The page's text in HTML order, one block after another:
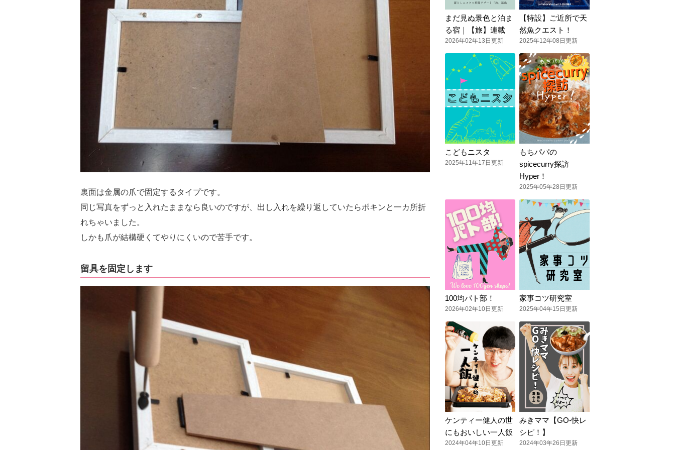
裏面は金属の爪で固定するタイプです。
同じ写真をずっと入れたままなら良いのですが、出し入れを繰り返していたらポキンと一カ所折
れちゃいました。
しかも爪が結構硬くてやりにくいので苦手です。
留具を固定します
まだ見ぬ景色と泊ま
る宿｜【旅】連載
2026年02年13日更新
【特設】ご近所で天
然魚クエスト！
2025年12年08日更新
こどもニスタ
2025年11年17日更新
もちパパの
spicecurry探訪
Hyper！
2025年05年28日更新
100均パト部！
2026年02年10日更新
家事コツ研究室
2025年04年15日更新
ケンティー健人の世
にもおいしい一人飯
2024年04年10日更新
みきママ【GO-快レ
シピ！】
2024年03年26日更新